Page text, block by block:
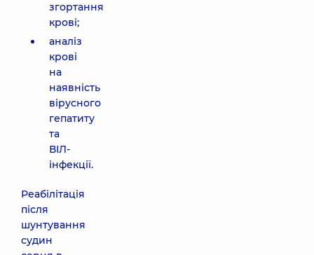
згортання
крові;
аналіз
крові
на
наявність
вірусного
гепатиту
та
ВІЛ-
інфекції.
Реабілітація
після
шунтування
судин